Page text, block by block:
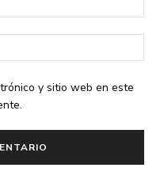
y sitio web en este